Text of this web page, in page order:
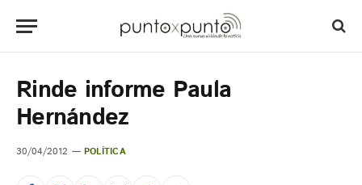
Rinde informe Paula
Hernández
30/04/2012 POLÍTICA